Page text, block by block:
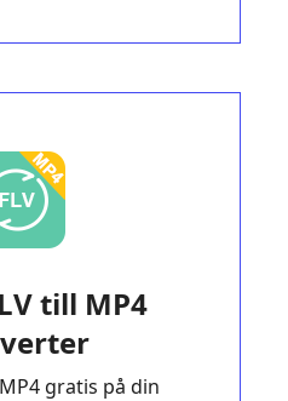
till MP4
gratis på din